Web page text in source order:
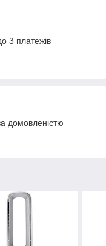
3 платежів
домовленістю